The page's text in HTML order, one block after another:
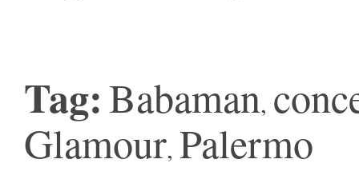
Tag:Babaman,
Glamour, Palermo